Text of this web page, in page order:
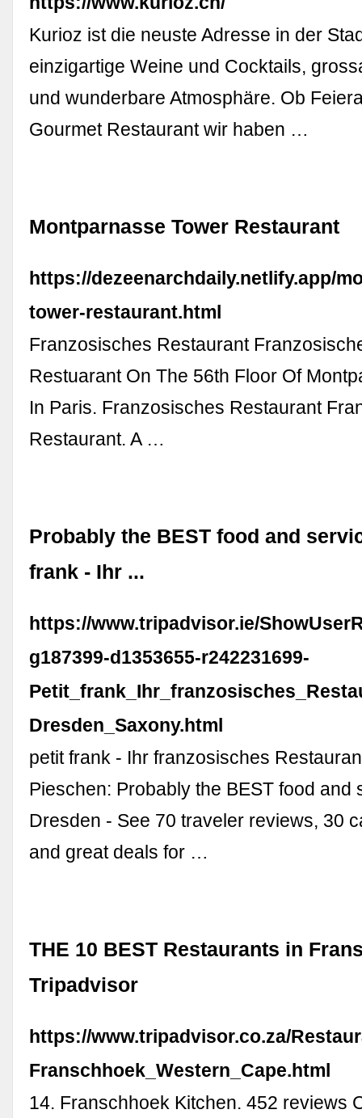
Kurioz ist die neuste Adresse in der
einzigartige Weine und Cocktails,
und wunderbare Atmosphäre. Ob
Gourmet Restaurant wir haben …
Montparnasse Tower Restaurant
https://dezeenarchdaily.netlify.app/
tower-restaurant.html
Franzosisches Restaurant
Restuarant On The 56th Floor Of
In Paris. Franzosisches Restaurant
Restaurant. A …
Probably the BEST food and
frank - Ihr ...
https://www.tripadvisor.ie/
g187399-d1353655-r242231699-
Dresden_Saxony.html
petit frank - Ihr franzosisches
Pieschen: Probably the BEST food and
Dresden - See 70 traveler reviews, 30
and great deals for …
THE 10 BEST Restaurants in
Tripadvisor
https://www.tripadvisor.co.za/
Franschhoek_Western_Cape.html
14. Franschhoek Kitchen. 452 reviews